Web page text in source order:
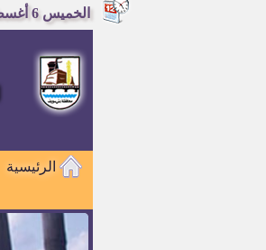
الخميس 6 أغسطس 2026 - 1:00:39 ص
الرئيسية